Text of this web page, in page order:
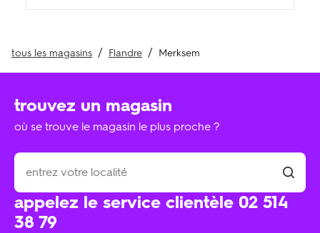
tous les magasins Flandre Merksem
appelez le service clientèle 02 514
38 79
trouvez un magasin
où se trouve le magasin le plus proche ?